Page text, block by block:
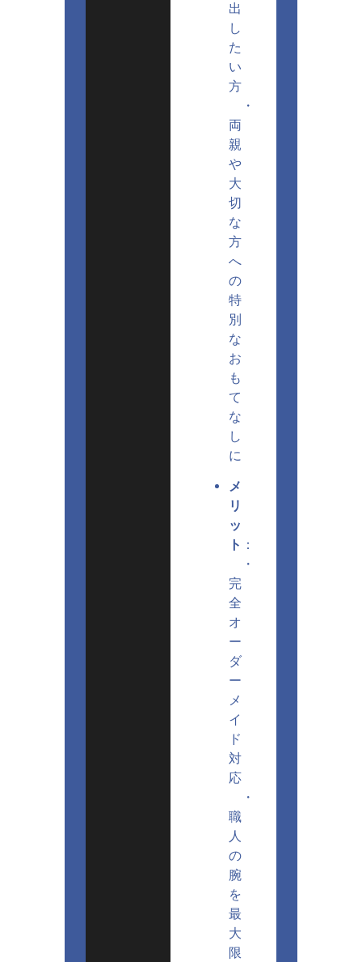
出
し
た
い
方
・
両
親
や
大
切
な
方
へ
の
特
別
な
お
も
て
な
し
に
メ
リ
ッ
ト ：
・
完
全
オ
ー
ダ
ー
メ
イ
ド
対
応
・
職
人
の
腕
を
最
大
限